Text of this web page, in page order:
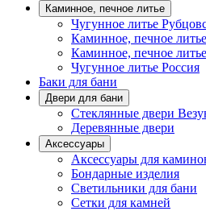
Каминное, печное литье
Чугунное литье
Каминное, печное
Каминное, печное
Чугунное литье Россия
Баки для бани
Двери для бани
Стеклянные двери
Деревянные двери
Аксессуары
Аксессуары для
Бондарные изделия
Светильники для бани
Сетки для камней